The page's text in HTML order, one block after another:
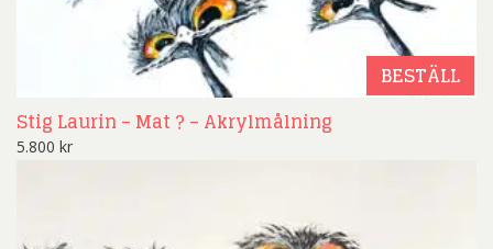
BESTÄLL
Stig Laurin – Mat ? – Akrylmålning
5.800 kr